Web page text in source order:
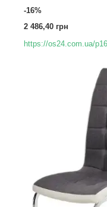
-16%
2 486,40 грн
https://os24.com.ua/